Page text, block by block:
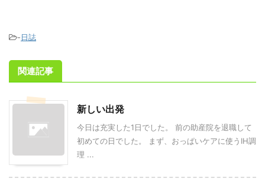
-日誌
関連記事
新しい出発
今日は充実した1日でした。 前の助産院を退職して
初めての日でした。 まず、おっぱいケアに使うIH調
理 ...